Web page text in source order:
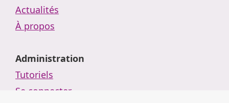
Actualités
À propos
Administration
Tutoriels
Se connecter